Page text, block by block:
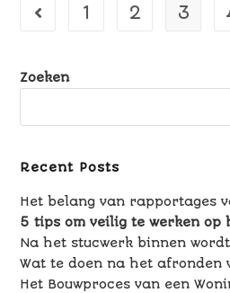
1 2 3
Zoeken
Recent Posts
Het belang van rapportages
5 tips om veilig te werken op
Na het stucwerk binnen
Wat te doen na het afronden
Het Bouwproces van een